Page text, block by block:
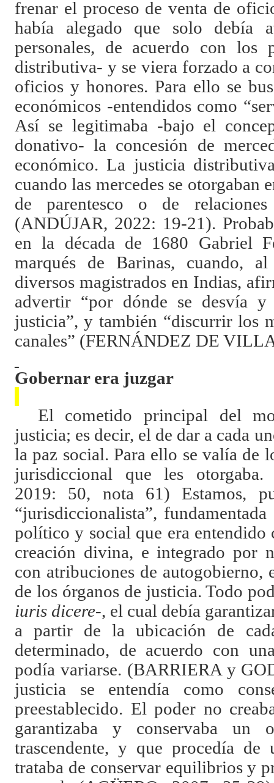
frenar el proceso de venta de
había alegado que solo debía
personales, de acuerdo con los
distributiva- y se viera forzado a
oficios y honores. Para ello se
económicos -entendidos como
Así se legitimaba -bajo el
donativo- la concesión de
económico. La justicia
cuando las mercedes se otorgaban
de parentesco o de
(ANDÚJAR, 2022: 19-21).
en la década de 1680 Gabriel
marqués de Barinas, cuando,
diversos magistrados en Indias,
advertir “por dónde se desvía
justicia”, y también “discurrir los
canales” (FERNÁNDEZ DE
Gobernar era juzgar
El cometido principal del
justicia; es decir, el de dar a cada
la paz social. Para ello se valía de
jurisdiccional que les otorgaba.
2019: 50, nota 61) Estamos,
“jurisdiccionalista”,
político y social que era
creación divina, e integrado por
con atribuciones de autogobierno,
de los órganos de justicia. Todo
iuris dicere-, el cual debía
a partir de la ubicación de
determinado, de acuerdo con
podía variarse. (BARRIERA y
justicia se entendía como
preestablecido. El poder no
garantizaba y conservaba un
trascendente, y que procedía de
trataba de conservar equilibrios y